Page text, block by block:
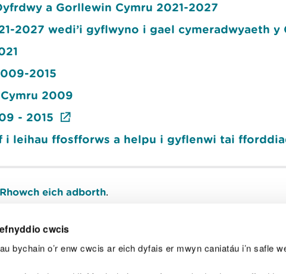
cwcis
bychain o’r enw cwcis ar eich dyfais er mwyn caniatáu i’n safle
a Gorllewin Cymru 2021-2027
2027 wedi’i gyflwyno i gael cymeradwyaeth y
2015
2009
- 2015
leihau ffosfforws a helpu i gyflenwi tai
Rhowch eich adborth.